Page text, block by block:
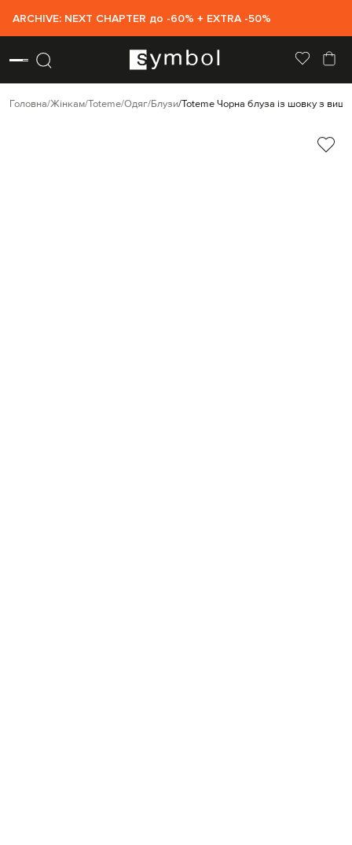
ARCHIVE: NEXT CHAPTER до -60% + EXTRA -50%
Головна Жінкам Toteme Одяг Блузи Toteme Чорна блуза із шовку з